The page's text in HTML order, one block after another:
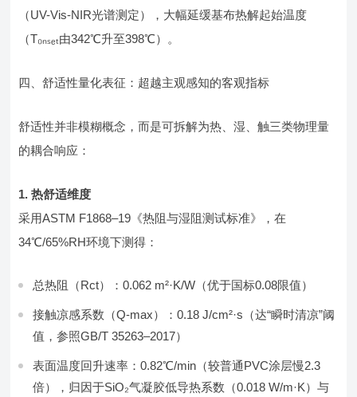
（UV-Vis-NIR光谱测定），大幅延缓基布热解起始温度
（T₀ₙₛₑₜ由342℃升至398℃）。
四、舒适性量化表征：超越主观感知的客观指标
舒适性并非模糊概念，而是可拆解为热、湿、触三类物理量
的耦合响应：
1. 热舒适维度
采用ASTM F1868–19《热阻与湿阻测试标准》，在
34℃/65%RH环境下测得：
总热阻（Rct）：0.062 m²·K/W（优于国标0.08限值）
接触凉感系数（Q-max）：0.18 J/cm²·s（达“瞬时清凉”阈
值，参照GB/T 35263–2017）
表面温度回升速率：0.82℃/min（较普通PVC涂层慢2.3
倍），归因于SiO₂气凝胶低导热系数（0.018 W/m·K）与